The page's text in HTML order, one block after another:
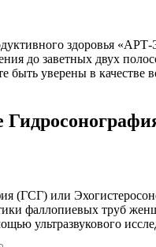
здоровья
до заветных двух
быть уверены в качестве
(ГСГ) или
фаллопиевых труб
ультразвукового